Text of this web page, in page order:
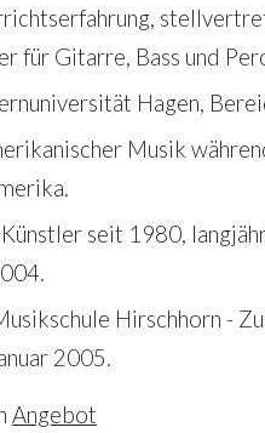
für Gitarre, Bass und
Hagen,
Musik
seit 1980,
Hirschhorn -
2005.
Angebot